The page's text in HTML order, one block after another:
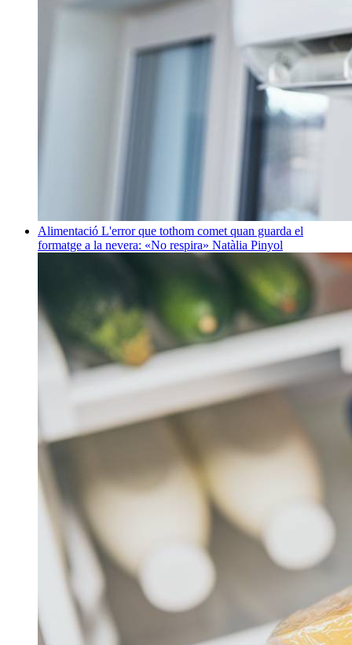
Alimentació L'error que tothom comet quan guarda el
formatge a la nevera: «No respira» Natàlia Pinyol